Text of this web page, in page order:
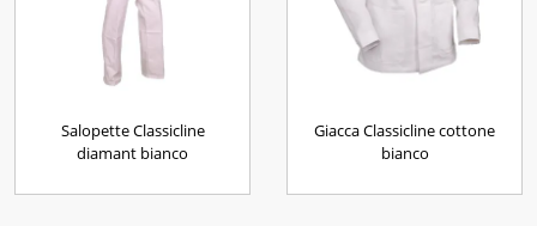
Salopette Classicline
diamant bianco
Giacca Classicline cottone
bianco